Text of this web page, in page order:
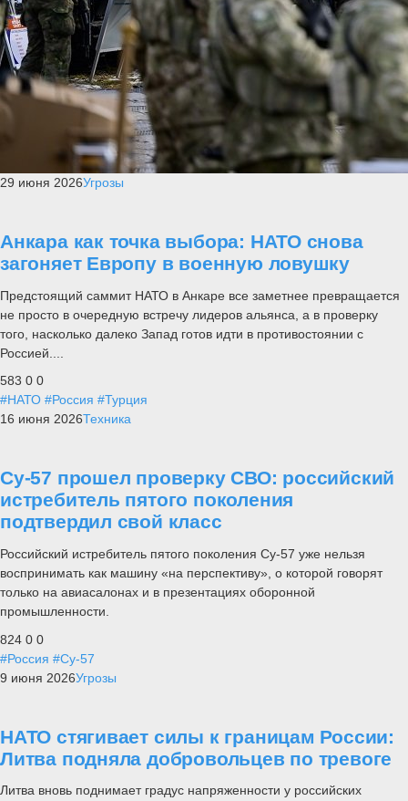
29 июня 2026Угрозы
Анкара как точка выбора: НАТО снова
загоняет Европу в военную ловушку
Предстоящий саммит НАТО в Анкаре все заметнее превращается
не просто в очередную встречу лидеров альянса, а в проверку
того, насколько далеко Запад готов идти в противостоянии с
Россией....
583 0 0
#НАТО #Россия #Турция
16 июня 2026Техника
Су-57 прошел проверку СВО: российский
истребитель пятого поколения
подтвердил свой класс
Российский истребитель пятого поколения Су-57 уже нельзя
воспринимать как машину «на перспективу», о которой говорят
только на авиасалонах и в презентациях оборонной
промышленности.
824 0 0
#Россия #Су-57
9 июня 2026Угрозы
НАТО стягивает силы к границам России:
Литва подняла добровольцев по тревоге
Литва вновь поднимает градус напряженности у российских